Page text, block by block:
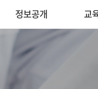
정보공개 교